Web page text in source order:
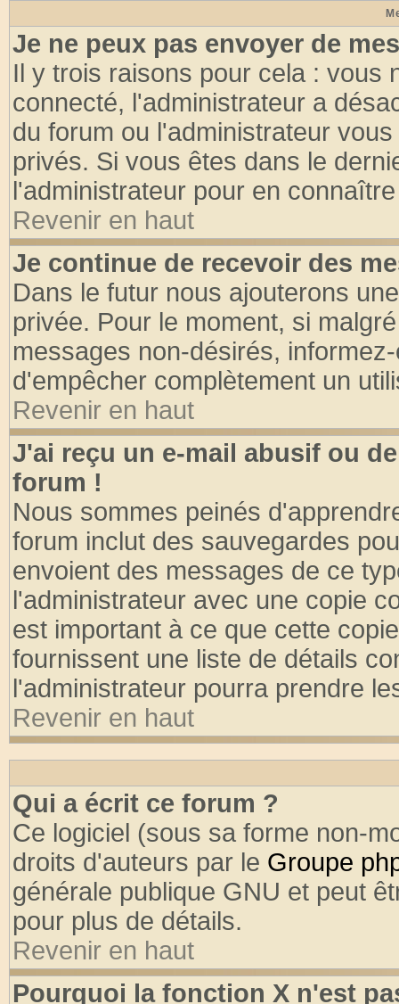
Je ne peux pas envoyer de
Il y trois raisons pour cela : vous
connecté, l'administrateur a
du forum ou l'administrateur
privés. Si vous êtes dans le
l'administrateur pour en
Revenir en haut
Je continue de recevoir des
Dans le futur nous ajouterons
privée. Pour le moment, si
messages non-désirés,
d'empêcher complètement un
Revenir en haut
J'ai reçu un e-mail abusif ou
forum !
Nous sommes peinés
forum inclut des sauvegardes
envoient des messages de ce
l'administrateur avec une copie
est important à ce que cette
fournissent une liste de détails
l'administrateur pourra prendre
Revenir en haut
Qui a écrit ce forum ?
Ce logiciel (sous sa forme non-
droits d'auteurs par le Groupe
générale publique GNU et peut
pour plus de détails.
Revenir en haut
Pourquoi la fonction X n'est